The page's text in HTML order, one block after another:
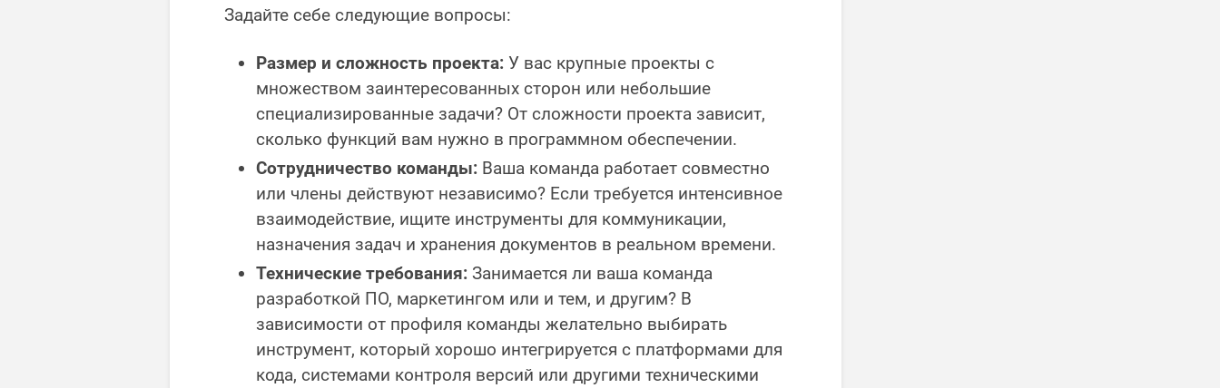
Задайте себе следующие вопросы:
Размер и сложность проекта: У вас крупные проекты с
множеством заинтересованных сторон или небольшие
специализированные задачи? От сложности проекта зависит,
сколько функций вам нужно в программном обеспечении.
Сотрудничество команды: Ваша команда работает совместно
или члены действуют независимо? Если требуется интенсивное
взаимодействие, ищите инструменты для коммуникации,
назначения задач и хранения документов в реальном времени.
Технические требования: Занимается ли ваша команда
разработкой ПО, маркетингом или и тем, и другим? В
зависимости от профиля команды желательно выбирать
инструмент, который хорошо интегрируется с платформами для
кода, системами контроля версий или другими техническими